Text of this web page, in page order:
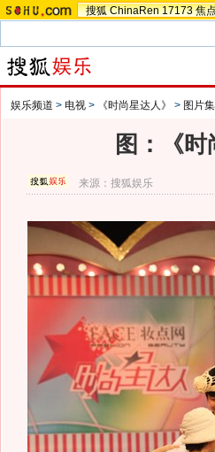
搜狐 ChinaRen 17173 焦
娱乐频道 > 电视 > 《时尚星达人》 > 图片
图：《
来源：搜狐娱乐